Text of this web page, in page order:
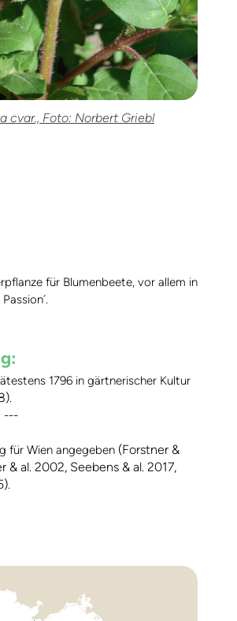
cvar., Foto: Norbert Griebl
für Blumenbeete, vor allem in
1796 in gärtnerischer Kultur
.
---
für Wien angegeben (Forstner &
& al. 2002, Seebens & al. 2017,